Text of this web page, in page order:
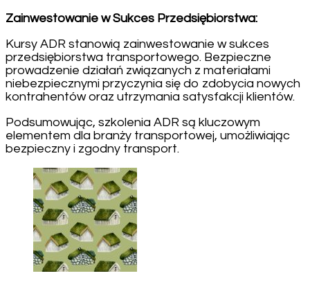
Zainwestowanie w Sukces Przedsiębiorstwa:
Kursy ADR stanowią zainwestowanie w sukces
przedsiębiorstwa transportowego. Bezpieczne
prowadzenie działań związanych z materiałami
niebezpiecznymi przyczynia się do zdobycia nowych
kontrahentów oraz utrzymania satysfakcji klientów.
Podsumowując, szkolenia ADR są kluczowym
elementem dla branży transportowej, umożliwiając
bezpieczny i zgodny transport.
Post
Navigation